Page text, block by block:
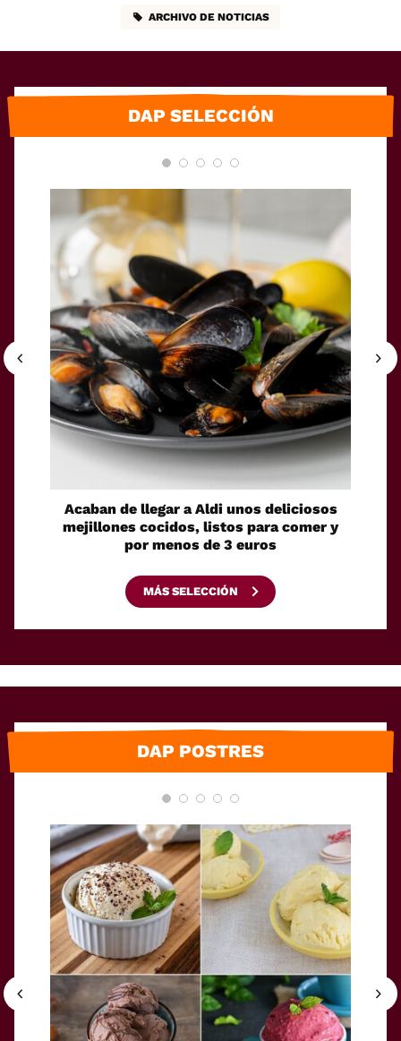
ARCHIVO DE NOTICIAS
DAP SELECCIÓN
Acaban de llegar a Aldi unos deliciosos
mejillones cocidos, listos para comer y
por menos de 3 euros
MÁS SELECCIÓN
DAP POSTRES